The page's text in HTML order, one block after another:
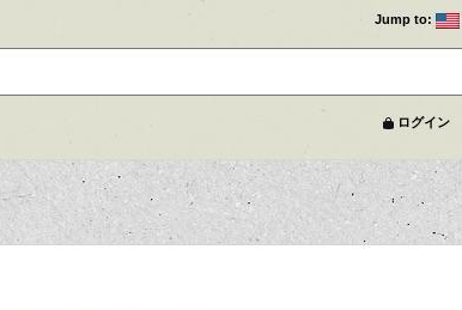
Jump to:
ログイン